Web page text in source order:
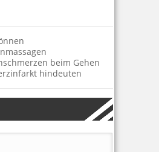
beim Gehen
hindeuten